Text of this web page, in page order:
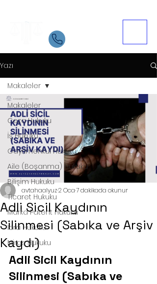
05534084721
Yazı
Makaleler
Ceza Hukuku
İş Hukuku
Gayrimenkul Hukuku
Aile (Boşanma) Hukuku
Bilişim Hukuku
Ticaret Hukuku
Marka Patent Hukuku
İcra Hukuku
Miras Hukuku
Makaleler
Adli Sicil Kaydının
Silinmesi (Sabıka ve Arşiv
Kaydı)
avtahaalyuz2 Oca7 dakikada okunur
Adli Sicil Kaydının
Silinmesi (Sabıka ve